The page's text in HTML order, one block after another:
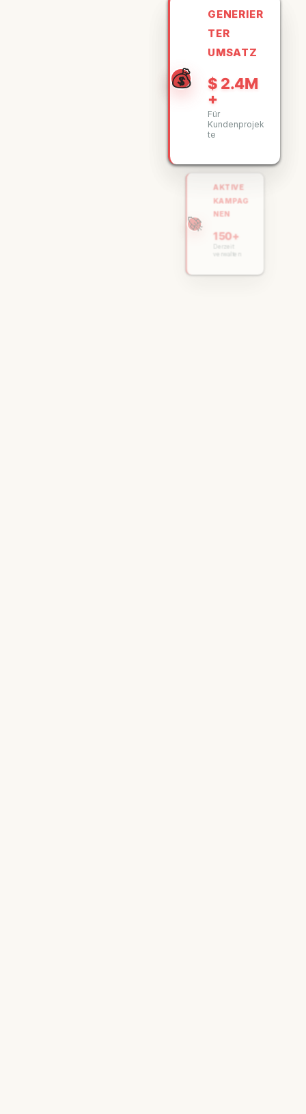
💰
GENERIER
TER
UMSATZ
$ 2.4M
+
Für
Kundenprojek
te
🚀
AKTIVE
KAMPAG
NEN
150+
Derzeit
verwalten